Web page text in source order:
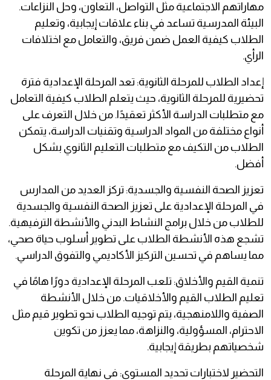
مهاراتهم الاجتماعية مثل التواصل، التعاون، وحل النزاعات.
البيئة المدرسية تساعد في بناء علاقات إيجابية، وتعليم
الطلاب كيفية العمل ضمن فريق، والتعامل مع اختلافات
الرأي.
إعداد الطلاب للمرحلة الثانوية: تعد المرحلة الإعدادية فترة
تحضيرية للمرحلة الثانوية، حيث يتعلم الطلاب كيفية التعامل
مع متطلبات الدراسة الأكثر تعقيدًا. من خلال التعرف على
أنواع مختلفة من المواد الدراسية وتقنيات الدراسة، يتمكن
الطلاب من التكيف مع متطلبات التعليم الثانوي بشكل
أفضل.
تعزيز الصحة النفسية والجسدية: تركز العديد من المدارس
في المرحلة الإعدادية على تعزيز الصحة النفسية والجسدية
للطلاب من خلال برامج النشاط البدني والأنشطة الترفيهية.
تشجع هذه الأنشطة الطلاب على تطوير أسلوب حياة صحي،
مما يساهم في تحسين التركيز الأكاديمي والتفوق الدراسي.
تنمية القيم والأخلاق: تلعب المرحلة الإعدادية دورًا هامًا في
تعليم الطلاب القيم والأخلاقيات. من خلال الأنشطة
الصفية واللامنهجية، يتم توجيه الطلاب نحو تطوير قيم مثل
الاحترام، المسؤولية، والنزاهة، مما يعزز من تكوين
شخصياتهم بطريقة إيجابية.
التحضير لاختبارات تحديد المستوى: في نهاية المرحلة